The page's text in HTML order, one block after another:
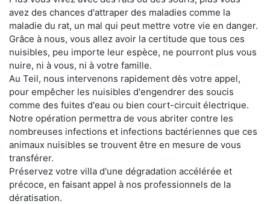
avez des chances d'attraper des maladies comme la
maladie du rat, un mal qui peut mettre votre vie en danger.
Grâce à nous, vous allez avoir la certitude que tous ces
nuisibles, peu importe leur espèce, ne pourront plus vous
nuire, ni à vous, ni à votre famille.
Au Teil, nous intervenons rapidement dès votre appel,
pour empêcher les nuisibles d'engendrer des soucis
comme des fuites d'eau ou bien court-circuit électrique.
Notre opération permettra de vous abriter contre les
nombreuses infections et infections bactériennes que ces
animaux nuisibles se trouvent être en mesure de vous
transférer.
Préservez votre villa d'une dégradation accélérée et
précoce, en faisant appel à nos professionnels de la
dératisation.